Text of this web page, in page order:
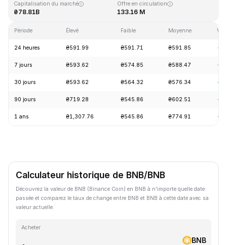
Capitalisation du marché
₴78.81B
Offre en circulation
133.16 M
Période Élevé Faible Moyenne
24 heures ₴591.99 ₴591.71 ₴591.85 -
7 jours ₴593.62 ₴574.85 ₴588.47
30 jours ₴593.62 ₴564.32 ₴576.34
90 jours ₴719.28 ₴545.86 ₴602.51 -
1 ans ₴1,307.76 ₴545.86 ₴774.91 -
Calculateur historique de BNB/BNB
Découvrez la valeur de BNB (Binance Coin) en BNB à n'importe quelle date
passée et comparez le taux de change entre BNB et BNB à cette date avec sa
valeur actuelle.
Acheter
BNB